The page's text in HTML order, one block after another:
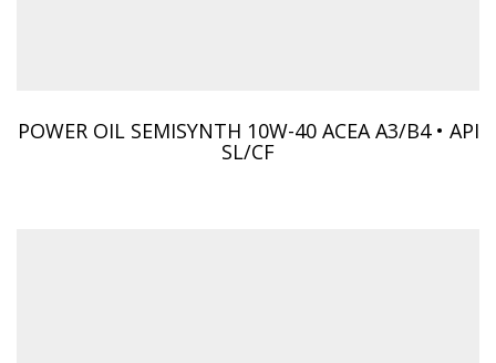
POWER OIL SEMISYNTH 10W-40 ACEA A3/B4 • API
SL/CF